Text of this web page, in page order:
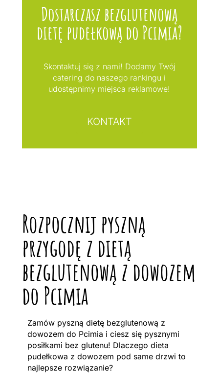
Dostarczasz bezglutenową
dietę pudełkową do Pcimia?
Skontaktuj się z nami! Dodamy Twój
catering do naszego rankingu i
udostępnimy miejsca reklamowe!
KONTAKT
Rozpocznij pyszną
przygodę z dietą
bezglutenową z dowozem
do Pcimia
Zamów pyszną dietę bezglutenową z
dowozem do Pcimia i ciesz się pysznymi
posiłkami bez glutenu! Dlaczego dieta
pudełkowa z dowozem pod same drzwi to
najlepsze rozwiązanie?